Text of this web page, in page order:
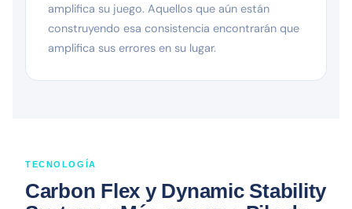
amplifica su juego. Aquellos que aún están
construyendo esa consistencia encontrarán que
amplifica sus errores en su lugar.
TECNOLOGÍA
Carbon Flex y Dynamic Stability